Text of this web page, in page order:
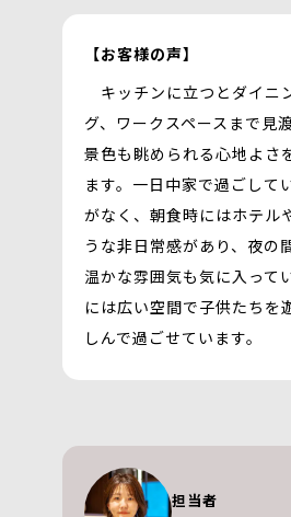
【お客様の声】
キッチンに立つとダイニ
グ、ワークスペースまで見
景色も眺められる心地よさ
ます。一日中家で過ごして
がなく、朝食時にはホテル
うな非日常感があり、夜の
温かな雰囲気も気に入って
には広い空間で子供たちを
しんで過ごせています。
担当者